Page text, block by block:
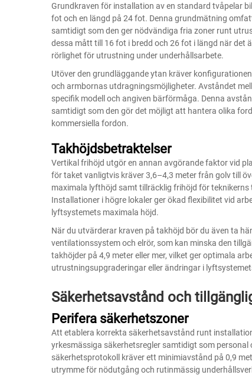
Grundkraven för installation av en standard tvåpelar
fot och en längd på 24 fot. Denna grundmätning
samtidigt som den ger nödvändiga fria zoner runt
dessa mått till 16 fot i bredd och 26 fot i längd när
rörlighet för utrustning under underhållsarbete.
Utöver den grundläggande ytan kräver
och armbornas utdragningsmöjligheter. Avståndet
specifik modell och angiven bärförmåga. Denna
samtidigt som den gör det möjligt att hantera olika
kommersiella fordon.
Takhöjdsbetraktelser
Vertikal frihöjd utgör en annan avgörande faktor vid
för taket vanligtvis kräver 3,6–4,3 meter från golv till
maximala lyfthöjd samt tillräcklig frihöjd för
Installationer i högre lokaler ger ökad flexibilitet vid
lyftsystemets maximala höjd.
När du utvärderar kraven på takhöjd bör du även ta
ventilationssystem och elrör, som kan minska den
takhöjder på 4,9 meter eller mer, vilket ger optimala
utrustningsupgraderingar eller ändringar i
Säkerhetsavstånd och
Perifera säkerhetszoner
Att etablera korrekta säkerhetsavstånd runt
yrkesmässiga säkerhetsregler samtidigt som
säkerhetsprotokoll kräver ett minimiavstånd på 0,9
utrymme för nödutgång och rutinmässig